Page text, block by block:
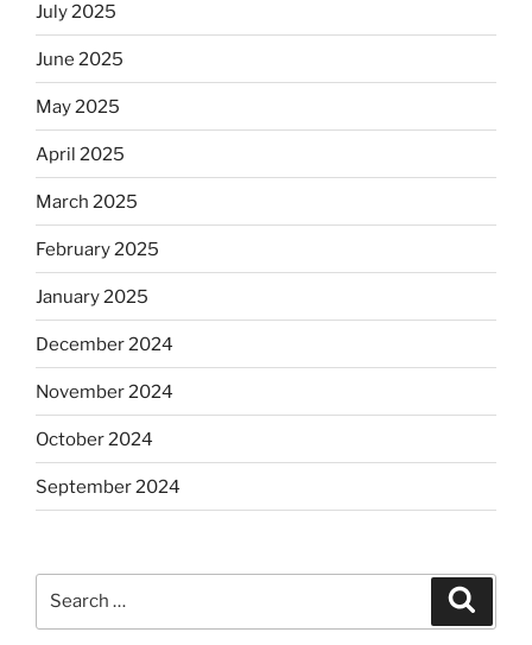
July 2025
June 2025
May 2025
April 2025
March 2025
February 2025
January 2025
December 2024
November 2024
October 2024
September 2024